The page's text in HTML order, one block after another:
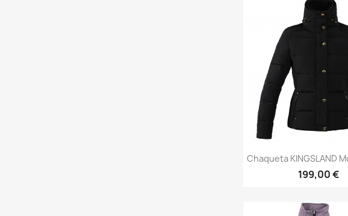
Vista
Chaqueta KINGSLAND
199,00 €